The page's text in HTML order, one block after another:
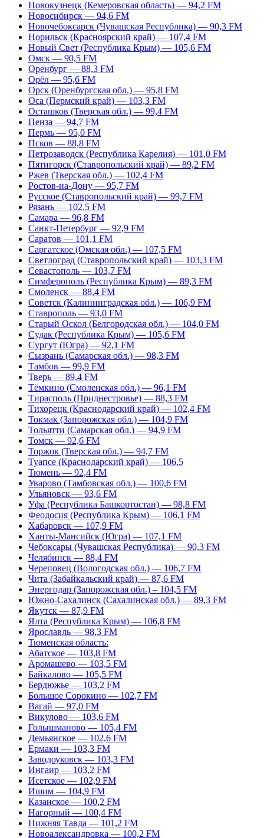
Новокузнецк (Кемеровская область) — 94,2 FM
Новосибирск — 94,6 FM
Новочебоксарск (Чувашская Республика) — 90,3 FM
Норильск (Красноярский край) — 107,4 FM
Новый Свет (Республика Крым) — 105,6 FM
Омск — 90,5 FM
Оренбург — 88,3 FM
Орёл — 95,6 FM
Орск (Оренбургская обл.) — 95,8 FM
Оса (Пермский край) — 103,3 FM
Осташков (Тверская обл.) — 99,4 FM
Пенза — 94,7 FM
Пермь — 95,0 FM
Псков — 88,8 FM
Петрозаводск (Республика Карелия) — 101,0 FM
Пятигорск (Ставропольский край) — 89,2 FM
Ржев (Тверская обл.) — 102,4 FM
Ростов-на-Дону — 95,7 FM
Русское (Ставропольский край) — 99,7 FM
Рязань — 102,5 FM
Самара — 96,8 FM
Санкт-Петербург — 92,9 FM
Саратов — 101,1 FM
Саргатское (Омская обл.) — 107,5 FM
Светлоград (Ставропольский край) — 103,3 FM
Севастополь — 103,7 FM
Симферополь (Республика Крым) — 89,3 FM
Смоленск — 88,4 FM
Советск (Калининградская обл.) — 106,9 FM
Ставрополь — 93,0 FM
Старый Оскол (Белгородская обл.) — 104,0 FM
Судак (Республика Крым) — 105,6 FM
Сургут (Югра) — 92,1 FM
Сызрань (Самарская обл.) — 98,3 FM
Тамбов — 99,9 FM
Тверь — 89,4 FM
Тёмкино (Смоленская обл.) — 96,1 FM
Тирасполь (Приднестровье) — 88,3 FM
Тихорецк (Краснодарский край) — 102,4 FM
Токмак (Запорожская обл.) — 104,9 FM
Тольятти (Самарская обл.) — 94,9 FM
Томск — 92,6 FM
Торжок (Тверская обл.) — 94,7 FM
Туапсе (Краснодарский край) — 106,5
Тюмень — 92,4 FM
Уварово (Тамбовская обл.) — 100,6 FM
Ульяновск — 93,6 FM
Уфа (Республика Башкортостан) — 98,8 FM
Феодосия (Республика Крым) — 106,1 FM
Хабаровск — 107,9 FM
Ханты-Мансийск (Югра) — 107,1 FM
Чебоксары (Чувашская Республика) — 90,3 FM
Челябинск — 88,4 FM
Череповец (Вологодская обл.) — 106,7 FM
Чита (Забайкальский край) — 87,6 FM
Энергодар (Запорожская обл.) – 104,5 FM
Южно-Сахалинск (Сахалинская обл.) — 89,3 FM
Якутск — 87,9 FM
Ялта (Республика Крым) — 106,8 FM
Ярославль — 98,3 FM
Тюменская область:
Абатское — 103,8 FM
Аромашево — 103,5 FM
Байкалово — 105,5 FM
Бердюжье — 103,2 FM
Большое Сорокино — 102,7 FM
Вагай — 97,0 FM
Викулово — 103,6 FM
Голышманово — 105,4 FM
Демьянское — 102,6 FM
Ермаки — 103,3 FM
Заводоуковск — 103,3 FM
Ингаир — 103,2 FM
Исетское — 102,9 FM
Ишим — 104,9 FM
Казанское — 100,2 FM
Нагорный — 100,4 FM
Нижняя Тавда — 101,2 FM
Новоалександровка — 100,2 FM